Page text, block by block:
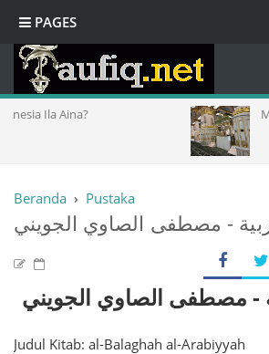
PAGES
Madinah:
Beranda › Pustaka
- مصطفى الصاوي الجويني
- مصطفى الصاوي الجويني
Judul Kitab: al-Balaghah al-Arabiyyah